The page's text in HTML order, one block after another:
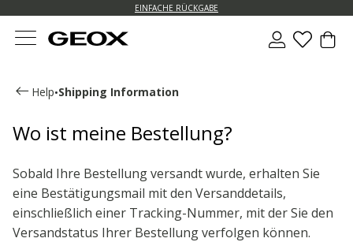
EINFACHE RÜCKGABE
Help•Shipping Information
Wo ist meine Bestellung?
Sobald Ihre Bestellung versandt wurde, erhalten Sie
eine Bestätigungsmail mit den Versanddetails,
einschließlich einer Tracking-Nummer, mit der Sie den
Versandstatus Ihrer Bestellung verfolgen können.